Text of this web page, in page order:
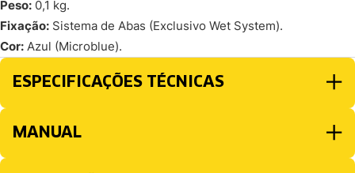
Peso: 0,1 kg.
Fixação: Sistema de Abas (Exclusivo Wet System).
Cor: Azul (Microblue).
ESPECIFICAÇÕES TÉCNICAS
MANUAL